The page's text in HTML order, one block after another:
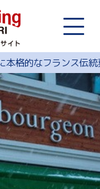
本格的なフランス伝